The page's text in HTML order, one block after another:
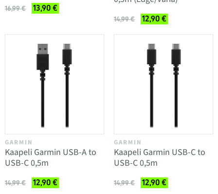
16,99 € 13,90 €
14,99 € 12,90 €
GARMIN
Kaapeli Garmin USB-A to
USB-C 0,5m
14,99 € 12,90 €
GARMIN
Kaapeli Garmin USB-C to
USB-C 0,5m
14,99 € 12,90 €